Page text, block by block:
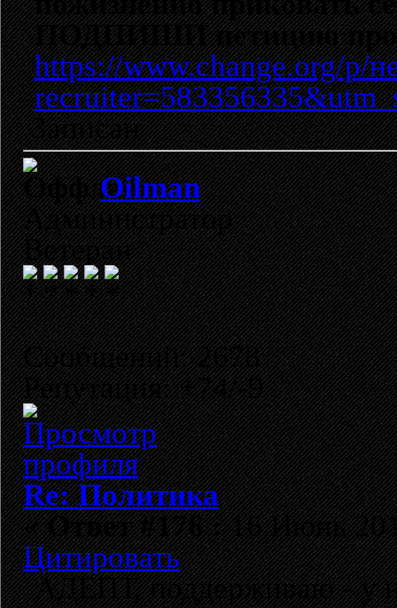
ПОДПИШИ петицию
https://www.change.org/p/
Записан
Oilman
Администратор
Ветеран
Сообщений: 2678
Репутация: +74/-9
Re: Политика
«Ответ #176 :16 Июнь
Цитировать
АДЕПТ, поддерживаю - у